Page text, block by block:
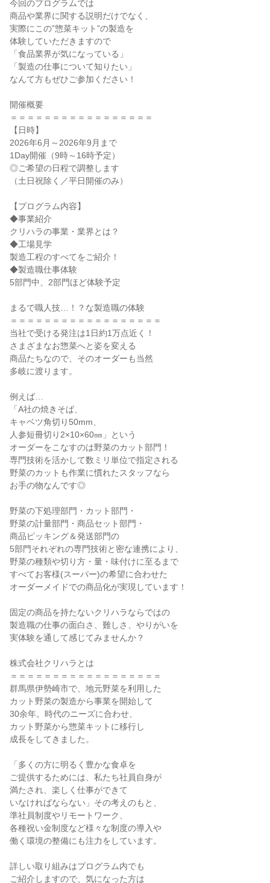
今回のプログラムでは
商品や業界に関する説明だけでなく、
実際にこの”惣菜キット”の製造を
体験していただきますので
「食品業界が気になっている」
「製造の仕事について知りたい」
なんて方もぜひご参加ください！
開催概要
＝＝＝＝＝＝＝＝＝＝＝＝＝＝＝＝＝
【日時】
2026年6月～2026年9月まで
1Day開催（9時～16時予定）
◎ご希望の日程で調整します
（土日祝除く／平日開催のみ）
【プログラム内容】
◆事業紹介
クリハラの事業・業界とは？
◆工場見学
製造工程のすべてをご紹介！
◆製造職仕事体験
5部門中、2部門ほど体験予定
まるで職人技…！？な製造職の体験
＝＝＝＝＝＝＝＝＝＝＝＝＝＝＝＝＝＝
当社で受ける発注は1日約1万点近く！
さまざまなお惣菜へと姿を変える
商品たちなので、そのオーダーも当然
多岐に渡ります。
例えば…
「A社の焼きそば、
キャベツ角切り50mm、
人参短冊切り2×10×60㎜」という
オーダーをこなすのは野菜のカット部門！
専門技術を活かして数ミリ単位で指定される
野菜のカットも作業に慣れたスタッフなら
お手の物なんです◎
野菜の下処理部門・カット部門・
野菜の計量部門・商品セット部門・
商品ピッキング＆発送部門の
5部門それぞれの専門技術と密な連携により、
野菜の種類や切り方・量・味付けに至るまで
すべてお客様(スーパー)の希望に合わせた
オーダーメイドでの商品化が実現しています！
固定の商品を持たないクリハラならではの
製造職の仕事の面白さ、難しさ、やりがいを
実体験を通して感じてみませんか？
株式会社クリハラとは
＝＝＝＝＝＝＝＝＝＝＝＝＝＝＝＝＝＝
群馬県伊勢崎市で、地元野菜を利用した
カット野菜の製造から事業を開始して
30余年。時代のニーズに合わせ、
カット野菜から惣菜キットに移行し
成長をしてきました。
「多くの方に明るく豊かな食卓を
ご提供するためには、私たち社員自身が
満たされ、楽しく仕事ができて
いなければならない」その考えのもと、
準社員制度やリモートワーク、
各種祝い金制度など様々な制度の導入や
働く環境の整備にも注力をしています。
詳しい取り組みはプログラム内でも
ご紹介しますので、気になった方は